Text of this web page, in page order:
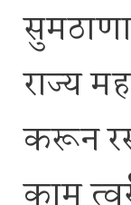
राज्य
करून